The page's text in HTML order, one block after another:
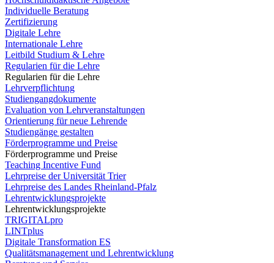
Individuelle Beratung
Zertifizierung
Digitale Lehre
Internationale Lehre
Leitbild Studium & Lehre
Regularien für die Lehre
Regularien für die Lehre
Lehrverpflichtung
Studiengangdokumente
Evaluation von Lehrveranstaltungen
Orientierung für neue Lehrende
Studiengänge gestalten
Förderprogramme und Preise
Förderprogramme und Preise
Teaching Incentive Fund
Lehrpreise der Universität Trier
Lehrpreise des Landes Rheinland-Pfalz
Lehrentwicklungsprojekte
Lehrentwicklungsprojekte
TRIGITALpro
LINTplus
Digitale Transformation ES
Qualitätsmanagement und Lehrentwicklung